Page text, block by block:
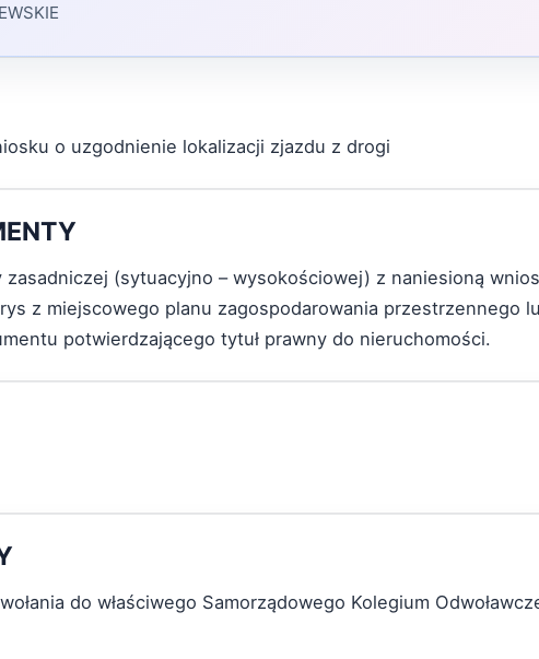
o uzgodnienie lokalizacji zjazdu z drogi
zasadniczej (sytuacyjno – wysokościowej) z naniesioną
z miejscowego planu zagospodarowania przestrzennego
potwierdzającego tytuł prawny do nieruchomości.
do właściwego Samorządowego Kolegium